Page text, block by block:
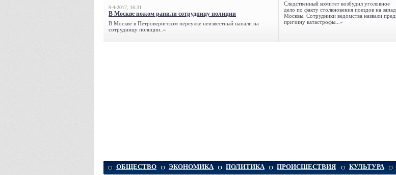
9-4-2017, 16:31
В Москве ножом ранили сотрудницу полиции
В Москве в Петроверигском переулке неизвестный напали на
сотрудницу полиции..»
Следственный комитет возбудил уголовное
дело по факту столкновения поездов на
Москвы. Сотрудники ведомства назвали
причину катастрофы...»
ОБЩЕСТВО ЭКОНОМИКА ПОЛИТИКА ПРОИСШЕСТВИЯ КУЛЬТУРА